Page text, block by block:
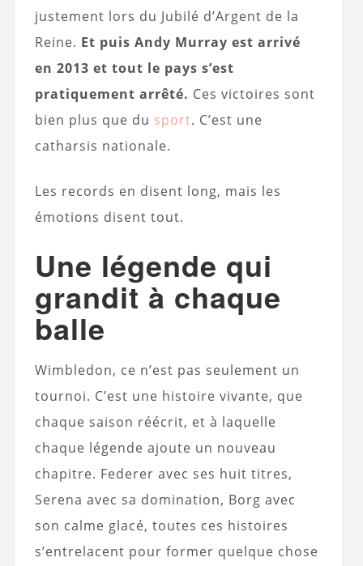
justement lors du Jubilé d’Argent de la
Reine. Et puis Andy Murray est arrivé
en 2013 et tout le pays s’est
pratiquement arrêté. Ces victoires sont
bien plus que du sport. C’est une
catharsis nationale.
Les records en disent long, mais les
émotions disent tout.
Une légende qui
grandit à chaque
balle
Wimbledon, ce n’est pas seulement un
tournoi. C’est une histoire vivante, que
chaque saison réécrit, et à laquelle
chaque légende ajoute un nouveau
chapitre. Federer avec ses huit titres,
Serena avec sa domination, Borg avec
son calme glacé, toutes ces histoires
s’entrelacent pour former quelque chose